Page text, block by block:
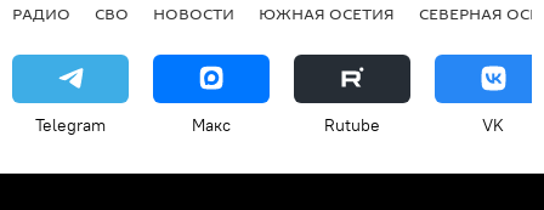
РАДИО СВО НОВОСТИ ЮЖНАЯ ОСЕТИЯ СЕВЕРНАЯ
Telegram Макс Rutube VK